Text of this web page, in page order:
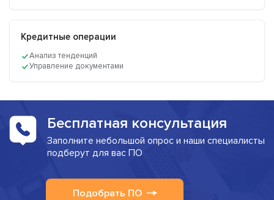
Кредитные операции
Анализ тенденций
Управление документами
Бесплатная консультация
Заполните небольшой опрос и наши специалисты
подберут для вас ПО
Подобрать ПО